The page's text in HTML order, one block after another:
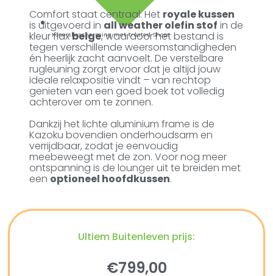
Kopersbescherming met Trusted Shops
Comfort staat centraal. Het royale kussen
is uitgevoerd in all weather olefin stof in de
kleur flaxbeige, waardoor het bestand is
tegen verschillende weersomstandigheden
én heerlijk zacht aanvoelt. De verstelbare
rugleuning zorgt ervoor dat je altijd jouw
ideale relaxpositie vindt – van rechtop
genieten van een goed boek tot volledig
achterover om te zonnen.
Dankzij het lichte aluminium frame is de
Kazoku bovendien onderhoudsarm en
verrijdbaar, zodat je eenvoudig
meebeweegt met de zon. Voor nog meer
ontspanning is de lounger uit te breiden met
een optioneel hoofdkussen.
Ultiem Buitenleven prijs:
€799,00